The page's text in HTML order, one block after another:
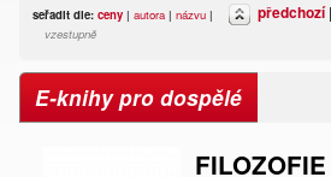
předchozí|
seřadit dle: ceny | autora | názvu |
vzestupně
E-knihy pro dospělé